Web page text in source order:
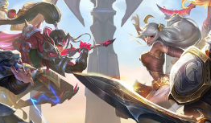
Play
Seek Current
time
00:31
Mute